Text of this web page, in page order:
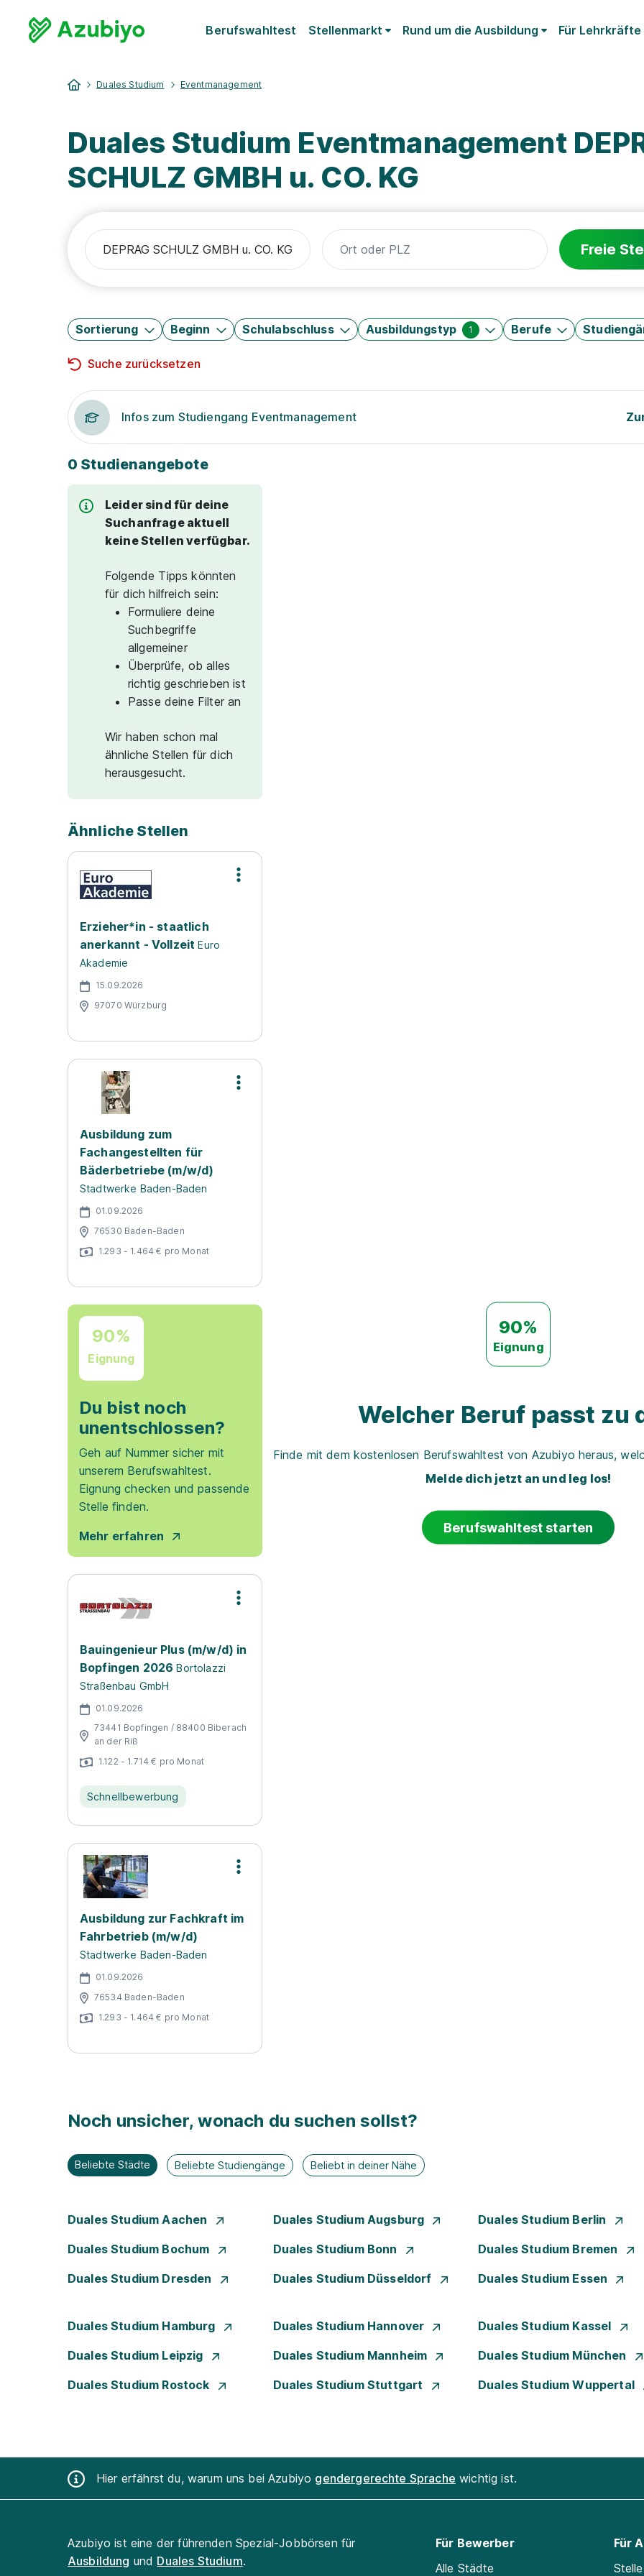
Berufswahltest Stellenmarkt Rund um die Ausbildung Für Lehrkräfte
Duales Studium Eventmanagement
Duales Studium Eventmanagement
SCHULZ GMBH u. CO. KG
Freie
Sortierung Beginn Schulabschluss Ausbildungstyp 1 Berufe
Suche zurücksetzen
Infos zum Studiengang Eventmanagement
0 Studienangebote
Leider sind für deine
Suchanfrage aktuell
keine Stellen verfügbar.
Folgende Tipps könnten
für dich hilfreich sein:
Formuliere deine
Suchbegriffe
allgemeiner
Überprüfe, ob alles
richtig geschrieben ist
Passe deine Filter an
Wir haben schon mal
ähnliche Stellen für dich
herausgesucht.
Ähnliche Stellen
Erzieher*in - staatlich
anerkannt - Vollzeit Euro
Akademie
15.09.2026
97070 Würzburg
Ausbildung zum
Fachangestellten für
Bäderbetriebe (m/w/d)
Stadtwerke Baden-Baden
01.09.2026
76530 Baden-Baden
1.293 - 1.464 € pro Monat
90%
Eignung
Du bist noch
unentschlossen?
Geh auf Nummer sicher mit
unserem Berufswahltest.
Eignung checken und passende
Stelle finden.
Mehr erfahren
Bauingenieur Plus (m/w/d) in
Bopfingen 2026 Bortolazzi
Straßenbau GmbH
01.09.2026
73441 Bopfingen / 88400 Biberach
an der Riß
1.122 - 1.714 € pro Monat
Schnellbewerbung
Ausbildung zur Fachkraft im
Fahrbetrieb (m/w/d)
Stadtwerke Baden-Baden
01.09.2026
76534 Baden-Baden
1.293 - 1.464 € pro Monat
90%
Eignung
Welcher Beruf passt zu
Finde mit dem kostenlosen Berufswahltest von Azubiyo heraus,
Melde dich jetzt an und leg los!
Berufswahltest starten
Noch unsicher, wonach du suchen sollst?
Beliebte Städte Beliebte Studiengänge Beliebt in deiner Nähe
Duales Studium Aachen Duales Studium Augsburg Duales Studium Berlin
Duales Studium Bochum Duales Studium Bonn Duales Studium Bremen
Duales Studium Dresden Duales Studium Düsseldorf Duales Studium Essen
Duales Studium Hamburg Duales Studium Hannover Duales Studium Kassel
Duales Studium Leipzig Duales Studium Mannheim Duales Studium München
Duales Studium Rostock Duales Studium Stuttgart Duales Studium Wuppertal
Hier erfährst du, warum uns bei Azubiyo gendergerechte Sprache wichtig ist.
Azubiyo ist eine der führenden Spezial-Jobbörsen für
Ausbildung und Duales Studium.
Für Bewerber
Alle Städte
Für